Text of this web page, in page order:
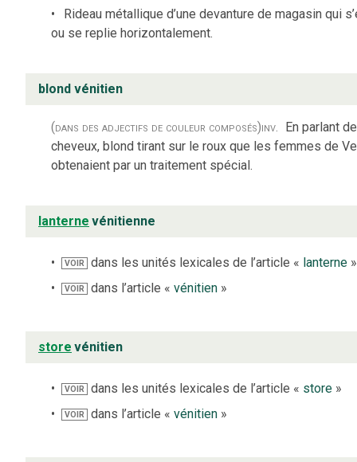
Rideau métallique d’une devanture de magasin qui
ou se replie horizontalement.
blond vénitien
(dans des adjectifs de couleur composés)inv. En parlant
cheveux, blond tirant sur le roux que les femmes de
obtenaient par un traitement spécial.
lanterne vénitienne
VOIR dans les unités lexicales de l’article « lanterne »
VOIR dans l’article «vénitien »
store vénitien
VOIR dans les unités lexicales de l’article « store »
VOIR dans l’article «vénitien »